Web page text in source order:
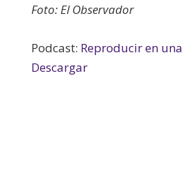
Foto: El Observador
Podcast: Reproducir en
Descargar